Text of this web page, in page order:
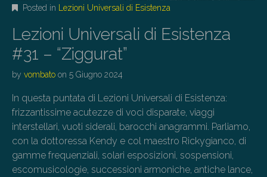
Posted in Lezioni Universali di Esistenza
Lezioni Universali di Esistenza
#31 – “Ziggurat”
by vombato on 5 Giugno 2024
In questa puntata di Lezioni Universali di Esistenza:
frizzantissime acutezze di voci disparate, viaggi
interstellari, vuoti siderali, barocchi anagrammi. Parliamo,
con la dottoressa Kendy e col maestro Rickygianco, di
gamme frequenziali, solari esposizioni, sospensioni,
escomusicologie, successioni armoniche, antiche lance,